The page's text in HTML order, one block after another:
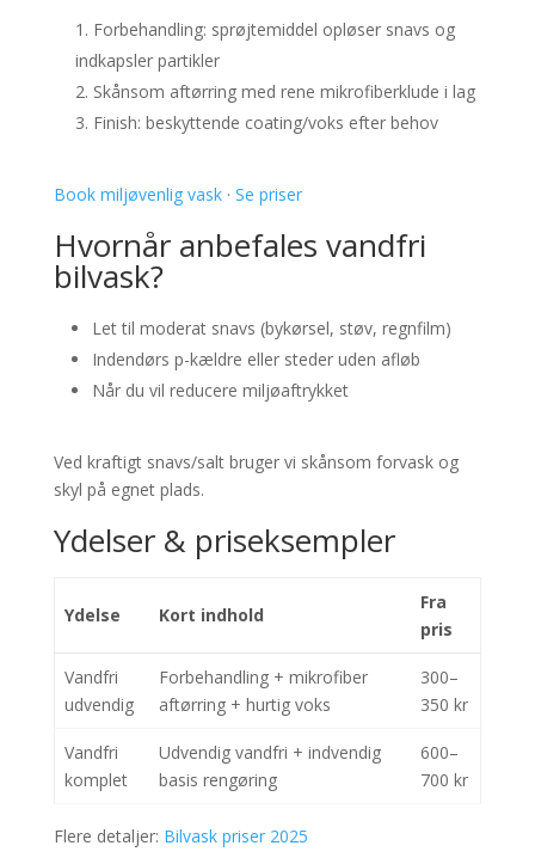
Forbehandling: sprøjtemiddel opløser snavs og
indkapsler partikler
Skånsom aftørring med rene mikrofiberklude i lag
Finish: beskyttende coating/voks efter behov
Book miljøvenlig vask· Se priser
Hvornår anbefales vandfri
bilvask?
Let til moderat snavs (bykørsel, støv, regnfilm)
Indendørs p-kældre eller steder uden afløb
Når du vil reducere miljøaftrykket
Ved kraftigt snavs/salt bruger vi skånsom forvask og
skyl på egnet plads.
Ydelser & priseksempler
Ydelse Kort indhold
Fra
pris
Vandfri
udvendig
Forbehandling + mikrofiber
aftørring + hurtig voks
300–
350 kr
Vandfri
komplet
Udvendig vandfri + indvendig
basis rengøring
600–
700 kr
Flere detaljer: Bilvask priser 2025